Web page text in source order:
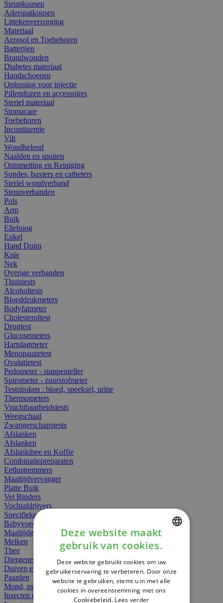
Steunkousen
Aderspatkousen
Littekenverzorging
Materiaal
Aerosol en Toebehoren
Batterijen
Brandwonden
Diabetes materiaal
Handschoenen
Oplossing voor injectie
Pillendozen en accessoires
Steriel materiaal
Stomacare
Toebehoren
Incontinentie
Vilt
Wondhelend
Naalden en spuiten
Ontsmetting en Reiniging
Sondes, baxters en catheters
Steriel wondverband
Steunverbanden
Pols
Arm
Buik
Elleboog
Enkel
Hand Duim
Knie
Nek
Overige verbanden
Thuistests
Alcoholtests
Bloeddrukmeters
Bodyfatmeter
Cholesteroltest
Drugtest
Glucosemeters
Hartslagmeter
Menopauzetest
Ovulatietest
Pedometer - stappenteller
Spirometer - zuurstofmeter
Teststroken : bloed, speeksel, urine
Thermometers
Vruchtbaarheidstests
Weegschaal
Zwangerschapstests
Afslanken
Afslanken
Afslankthee en Koffie
Combinatiepreparaten
Eetlustremmers
Maaltijdvervanger
Platte Buik
Vet Binders
Vochtafdrijvers
Specifieke Voeding
Babyvoeding
Maaltijden
Melken
Thee
Diergeneesmiddelen
Duiven en vogels
Paarden
Mond, muil of snavel
Insecten dieren
DUTCH
FRENCH
ENGLISH
Deze website maakt
gebruik van cookies.
Deze website gebruikt cookies om uw
gebruikerservaring te verbeteren. Door onze
website te gebruiken, stemt u in met alle
cookies in overeenstemming met ons
Cookiebeleid. Lees verder